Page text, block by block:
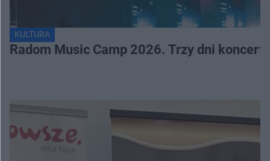
KULTURA
Radom Music Camp 2026. Trzy dni